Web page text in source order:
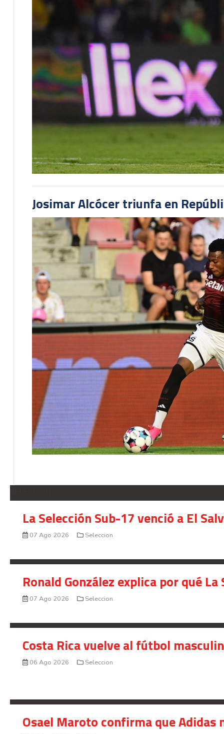
Josimar Alcócer triunfa en
La Selección Sub-17 venció a El
07 Ago 2026 Seleccion
Ronald González explica por qué
07 Ago 2026 Seleccion
Costa Rica vuelve al fútbol
06 Ago 2026 Seleccion
Osael Maroto confirma que Adidas